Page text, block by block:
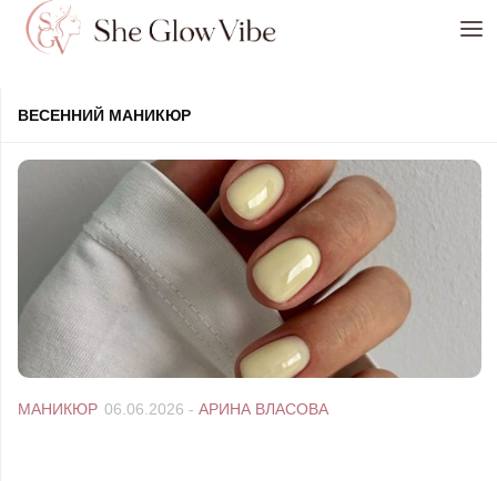
Перейти к содержимому
ВЕСЕННИЙ МАНИКЮР
МАНИКЮР 06.06.2026 - АРИНА ВЛАСОВА